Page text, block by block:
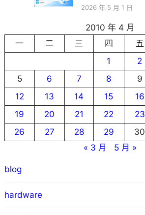
2026 年 5 月 1 日
2010 年 4 月
一
二 三 四 五
1
2
5
6 7 8 9
12
13 14 15 16
19
20 21 22 23
26
27 28 29
30
« 3 月
5 月 »
blog
hardware